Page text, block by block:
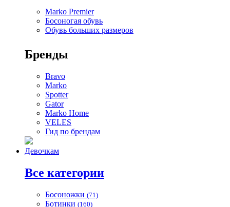
Marko Premier
Босоногая обувь
Обувь больших размеров
Бренды
Bravo
Marko
Spotter
Gator
Marko Home
VELES
Гид по брендам
Девочкам
Все категории
Босоножки (71)
Ботинки (160)